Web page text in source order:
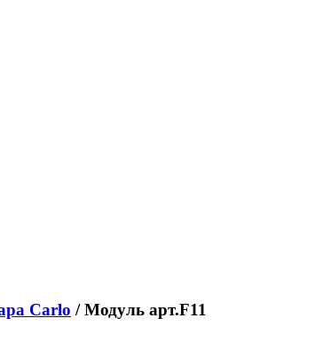
Carlo / Модуль арт.F11